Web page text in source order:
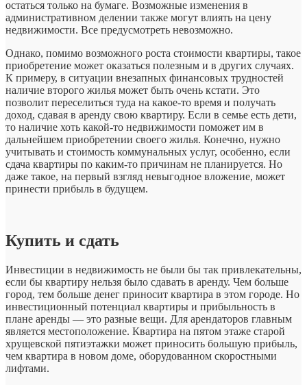
остаться только на бумаге. Возможные изменения в
административном делении также могут влиять на цену
недвижимости. Все предусмотреть невозможно.
Однако, помимо возможного роста стоимости квартиры, такое
приобретение может оказаться полезным и в других случаях.
К примеру, в ситуации внезапных финансовых трудностей
наличие второго жилья может быть очень кстати. Это
позволит переселиться туда на какое-то время и получать
доход, сдавая в аренду свою квартиру. Если в семье есть дети,
то наличие хоть какой-то недвижимости поможет им в
дальнейшем приобретении своего жилья. Конечно, нужно
учитывать и стоимость коммунальных услуг, особенно, если
сдача квартиры по каким-то причинам не планируется. Но
даже такое, на первый взгляд невыгодное вложение, может
принести прибыль в будущем.
Купить и сдать
Инвестиции в недвижимость не были бы так привлекательны,
если бы квартиру нельзя было сдавать в аренду. Чем больше
город, тем больше денег приносит квартира в этом городе. Но
инвестиционный потенциал квартиры и прибыльность в
плане аренды — это разные вещи. Для арендаторов главным
является местоположение. Квартира на пятом этаже старой
хрущевской пятиэтажки может приносить большую прибыль,
чем квартира в новом доме, оборудованном скоростными
лифтами.